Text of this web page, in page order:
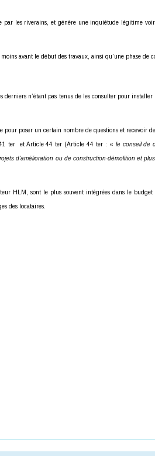
par les riverains, et génère une inquiétude légitime
avant le début des travaux, ainsi qu’une phase de
n’étant pas tenus de les consulter pour
poser un certain nombre de questions et recevoir
ter et Article 44 ter (Article 44 ter : « le conseil de
d'amélioration ou de construction-démolition et
HLM, sont le plus souvent intégrées dans le
des locataires.